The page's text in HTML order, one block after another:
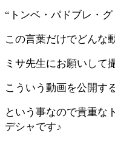
“トンベ・パドブレ・
この言葉だけでどんな
ミサ先生にお願いし
こういう動画を公開す
という事なので貴重な
デシャです♪